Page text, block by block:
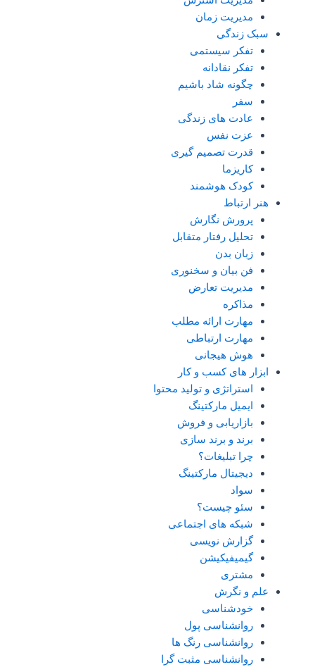
مدیریت زمان
سبک زندگی
تفکر سیستمی
تفکر نقادانه
چگونه شاد باشیم
سفر
عادت های زندگی
عزت نفس
قدرت تصمیم گیری
کاریزما
کودک هوشمند
هنر ارتباط
پرورش نگارش
تحلیل رفتار متقابل
زبان بدن
فن بیان و سخنوری
مدیریت تعارض
مذاکره
مهارت ارائه مطلب
مهارت ارتباطی
هوش هیجانی
ابزار های کسب و کار
استراتژی و تولید محتوا
ایمیل مارکتینگ
بازاریابی و فروش
برند و برند سازی
چرا تبلیغات؟
دیجیتال مارکتینگ
سواد
سئو چیست؟
شبکه های اجتماعی
گزارش نویسی
گیمیفیکیشن
مشتری
علم و نگرش
خودشناسی
روانشناسی پول
روانشناسی رنگ ها
روانشناسی مثبت گرا